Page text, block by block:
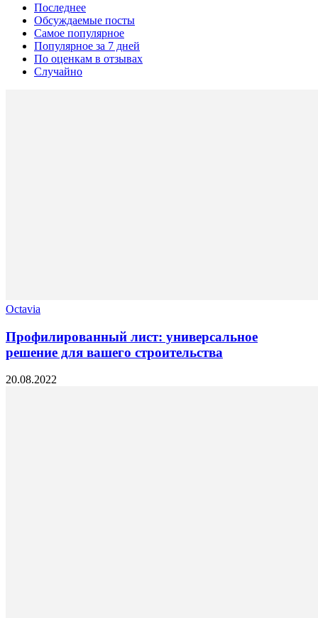
Последнее
Обсуждаемые посты
Самое популярное
Популярное за 7 дней
По оценкам в отзывах
Случайно
Octavia
Профилированный лист: универсальное
решение для вашего строительства
20.08.2022